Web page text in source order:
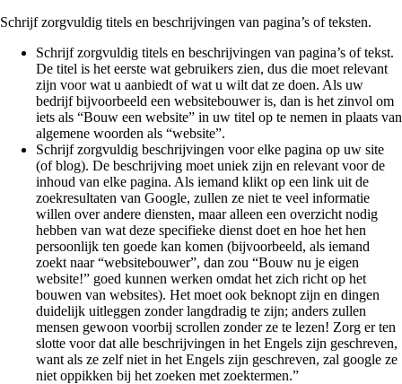
Schrijf zorgvuldig titels en beschrijvingen van pagina’s of teksten.
Schrijf zorgvuldig titels en beschrijvingen van pagina’s of tekst.
De titel is het eerste wat gebruikers zien, dus die moet relevant
zijn voor wat u aanbiedt of wat u wilt dat ze doen. Als uw
bedrijf bijvoorbeeld een websitebouwer is, dan is het zinvol om
iets als “Bouw een website” in uw titel op te nemen in plaats van
algemene woorden als “website”.
Schrijf zorgvuldig beschrijvingen voor elke pagina op uw site
(of blog). De beschrijving moet uniek zijn en relevant voor de
inhoud van elke pagina. Als iemand klikt op een link uit de
zoekresultaten van Google, zullen ze niet te veel informatie
willen over andere diensten, maar alleen een overzicht nodig
hebben van wat deze specifieke dienst doet en hoe het hen
persoonlijk ten goede kan komen (bijvoorbeeld, als iemand
zoekt naar “websitebouwer”, dan zou “Bouw nu je eigen
website!” goed kunnen werken omdat het zich richt op het
bouwen van websites). Het moet ook beknopt zijn en dingen
duidelijk uitleggen zonder langdradig te zijn; anders zullen
mensen gewoon voorbij scrollen zonder ze te lezen! Zorg er ten
slotte voor dat alle beschrijvingen in het Engels zijn geschreven,
want als ze zelf niet in het Engels zijn geschreven, zal google ze
niet oppikken bij het zoeken met zoektermen.”